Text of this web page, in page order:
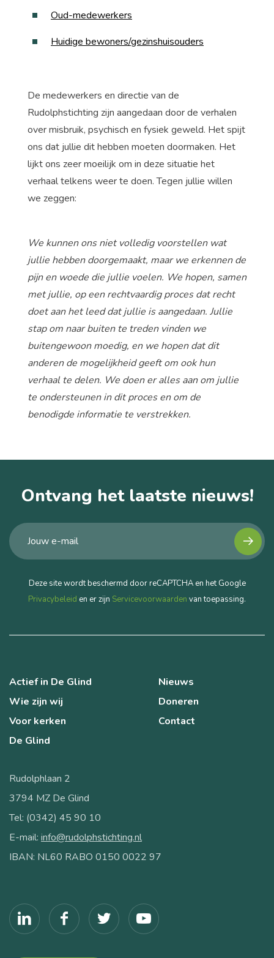
Oud-medewerkers
Huidige bewoners/gezinshuisouders
De medewerkers en directie van de
Rudolphstichting zijn aangedaan door de verhalen
over misbruik, psychisch en fysiek geweld. Het spijt
ons dat jullie dit hebben moeten doormaken. Het
lijkt ons zeer moeilijk om in deze situatie het
verhaal telkens weer te doen. Tegen jullie willen
we zeggen:
We kunnen ons niet volledig voorstellen wat
jullie hebben doorgemaakt, maar we erkennen de
pijn en woede die jullie voelen. We hopen, samen
met jullie, op een rechtvaardig proces dat recht
doet aan het leed dat jullie is aangedaan. Jullie
stap om naar buiten te treden vinden we
buitengewoon moedig, en we hopen dat dit
anderen de mogelijkheid geeft om ook hun
verhaal te delen. We doen er alles aan om jullie
te ondersteunen in dit proces en om de
benodigde informatie te verstrekken.
Ontvang het laatste nieuws!
Deze site wordt beschermd door reCAPTCHA en het Google
Privacybeleid en er zijn Servicevoorwaarden van toepassing.
Actief in De Glind
Wie zijn wij
Voor kerken
De Glind
Nieuws
Doneren
Contact
Rudolphlaan 2
3794 MZ De Glind
Tel: (0342) 45 90 10
E-mail: info@rudolphstichting.nl
IBAN: NL60 RABO 0150 0022 97